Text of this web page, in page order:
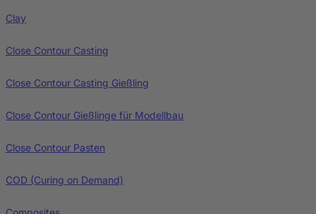
Clay
Close Contour Casting
Close Contour Casting Gießling
Close Contour Gießlinge für Modellbau
Close Contour Pasten
COD (Curing on Demand)